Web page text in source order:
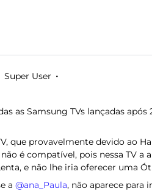
Super User
as Samsung TVs lançadas
que provavelmente devido ao
é compatível, pois nessa TV a
e não lhe iria oferecer uma
a @ana_Paula, não aparece para